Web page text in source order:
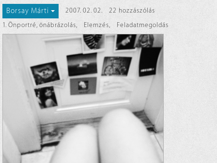
Borsay Márti 2007. 02. 02.
22 hozzászólás
1. Önportré, önábrázolás, Elemzés, Feladatmegoldás